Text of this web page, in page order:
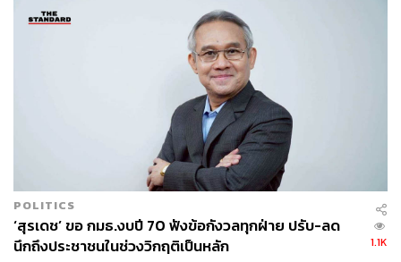
POLITICS
‘สุรเดช’ ขอ กมธ.งบปี 70 ฟังข้อกังวลทุกฝ่าย ปรับ-ลด
นึกถึงประชาชนในช่วงวิกฤติเป็นหลัก
1.1K